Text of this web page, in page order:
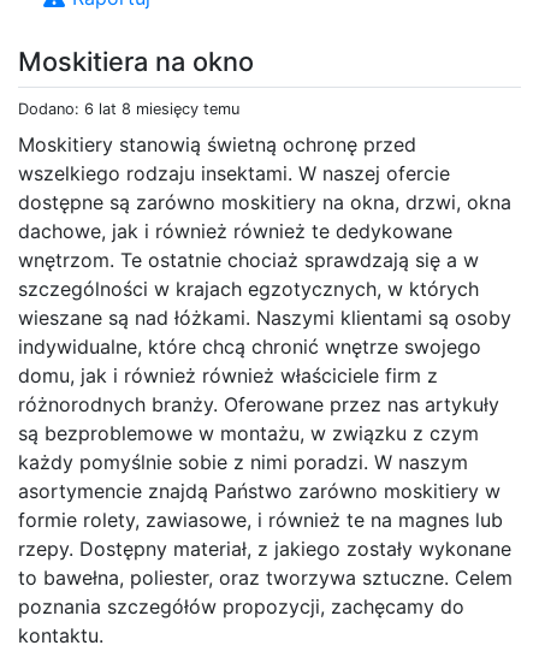
Moskitiera na okno
Dodano: 6 lat 8 miesięcy temu
Moskitiery stanowią świetną ochronę przed
wszelkiego rodzaju insektami. W naszej ofercie
dostępne są zarówno moskitiery na okna, drzwi, okna
dachowe, jak i również również te dedykowane
wnętrzom. Te ostatnie chociaż sprawdzają się a w
szczególności w krajach egzotycznych, w których
wieszane są nad łóżkami. Naszymi klientami są osoby
indywidualne, które chcą chronić wnętrze swojego
domu, jak i również również właściciele firm z
różnorodnych branży. Oferowane przez nas artykuły
są bezproblemowe w montażu, w związku z czym
każdy pomyślnie sobie z nimi poradzi. W naszym
asortymencie znajdą Państwo zarówno moskitiery w
formie rolety, zawiasowe, i również te na magnes lub
rzepy. Dostępny materiał, z jakiego zostały wykonane
to bawełna, poliester, oraz tworzywa sztuczne. Celem
poznania szczegółów propozycji, zachęcamy do
kontaktu.